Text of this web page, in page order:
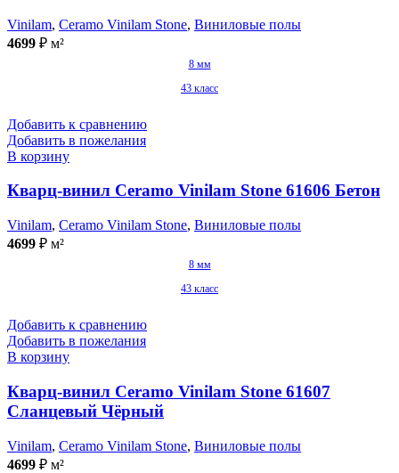
Vinilam, Ceramo Vinilam Stone, Виниловые полы
4699 ₽ м²
8 мм
43 класс
Добавить к сравнению
Добавить в пожелания
В корзину
Кварц-винил Ceramo Vinilam Stone 61606 Бетон
Vinilam, Ceramo Vinilam Stone, Виниловые полы
4699 ₽ м²
8 мм
43 класс
Добавить к сравнению
Добавить в пожелания
В корзину
Кварц-винил Ceramo Vinilam Stone 61607
Сланцевый Чёрный
Vinilam, Ceramo Vinilam Stone, Виниловые полы
4699 ₽ м²